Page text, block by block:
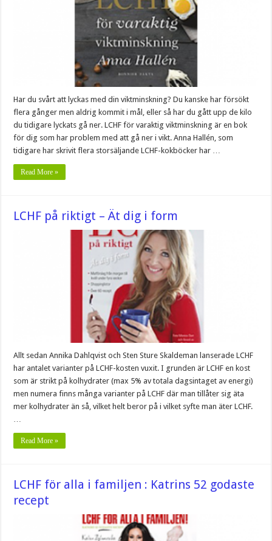
Har du svårt att lyckas med din viktminskning? Du kanske har försökt
flera gånger men aldrig kommit i mål, eller så har du gått upp de kilo
du tidigare lyckats gå ner. LCHF för varaktig viktminskning är en bok
för dig som har problem med att gå ner i vikt. Anna Hallén, som
tidigare har skrivit flera storsäljande LCHF-kokböcker har …
Read More »
LCHF på riktigt – Ät dig i form
Allt sedan Annika Dahlqvist och Sten Sture Skaldeman lanserade LCHF
har antalet varianter på LCHF-kosten vuxit. I grunden är LCHF en kost
som är strikt på kolhydrater (max 5% av totala dagsintaget av energi)
men numera finns många varianter på LCHF där man tillåter sig äta
mer kolhydrater än så, vilket helt beror på i vilket syfte man äter LCHF.
Read More »
LCHF för alla i familjen : Katrins 52 godaste
recept